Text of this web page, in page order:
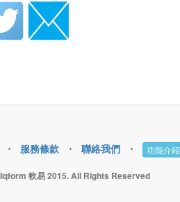
⋅ 服務條款 ⋅ 聯絡我們 ⋅ 功能介紹
軟易 2015. All Rights Reserved